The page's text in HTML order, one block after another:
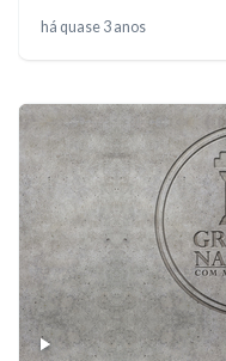
há quase 3 anos